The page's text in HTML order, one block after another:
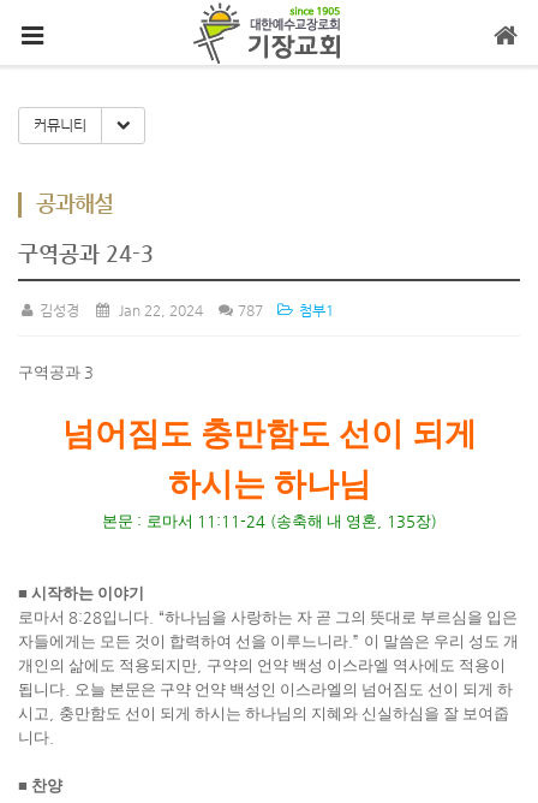
커뮤니티 Toggle Dropdown
공과해설
구역공과 24-3
김성경 Jan 22, 2024 787 첨부1
구역공과 3
넘어짐도 충만함도 선이 되게
하시는 하나님
본문 : 로마서 11:11-24 (송축해 내 영혼 , 135장)
■ 시작하는 이야기
로마서 8:28입니다 . “하나님을 사랑하는 자 곧 그의 뜻대로 부르심을 입은
자들에게는 모든 것이 합력하여 선을 이루느니라 .” 이 말씀은 우리 성도 개
개인의 삶에도 적용되지만 구약의 언약 백성 이스라엘 역사에도 적용이
됩니다 오늘 본문은 구약 언약 백성인 이스라엘의 넘어짐도 선이 되게 하
시고
충만함도 선이 되게 하시는 하나님의 지혜와 신실하심을 잘 보여줍
니다
■ 찬양